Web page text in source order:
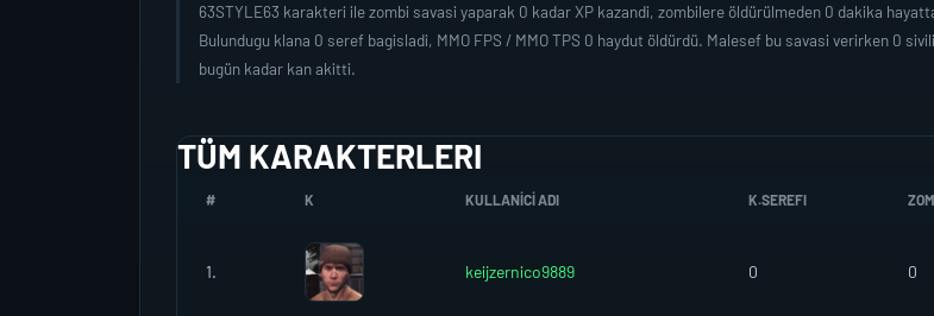
63STYLE63 karakteri ile zombi savasi yaparak 0 kadar XP kazandi, zombilere öldürülmeden 0 dakika
Bulundugu klana 0 seref bagisladi, MMO FPS / MMO TPS 0 haydut öldürdü. Malesef bu savasi verirken 0
bugün kadar kan akitti.
TÜM KARAKTERLERI
# K KULLANICI ADI K.SEREFI
1. keijzernico9889 0 0